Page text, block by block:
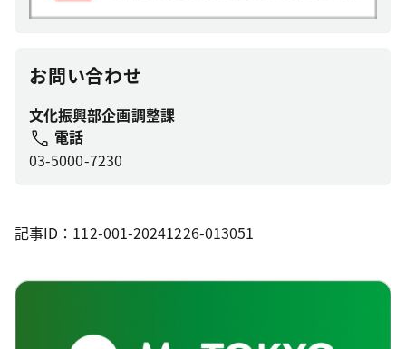
お問い合わせ
文化振興部企画調整課
電話
03-5000-7230
記事ID：112-001-20241226-013051